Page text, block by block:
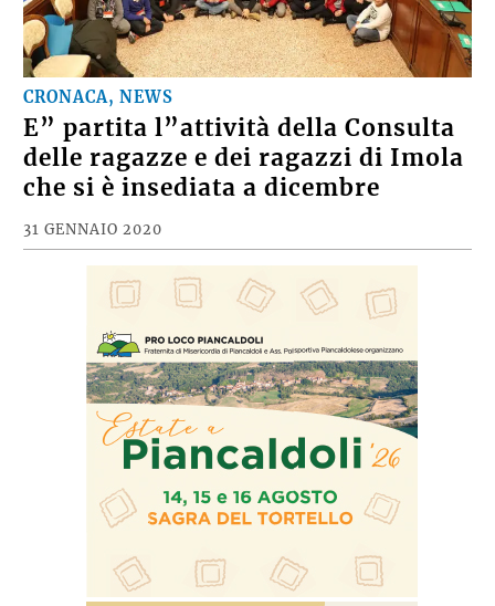
CRONACA, NEWS
E” partita l”attività della Consulta
delle ragazze e dei ragazzi di Imola
che si è insediata a dicembre
31 GENNAIO 2020